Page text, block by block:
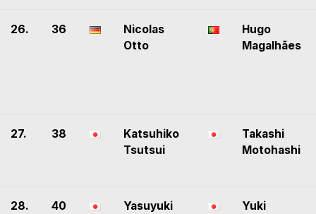
26. 36
Nicolas
Otto
Hugo
Magalhães
27. 38
Katsuhiko
Tsutsui
Takashi
Motohashi
28. 40
Yasuyuki
Yuki